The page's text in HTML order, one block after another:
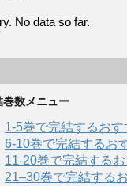
No data so far.
巻数メニュー
1-5巻で完結するお
6-10巻で完結するお
11-20巻で完結する
21–30巻で完結する